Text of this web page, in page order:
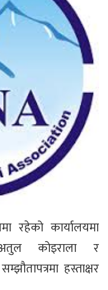
रहेको कार्यालयमा
कोइराला र
हस्ताक्षर